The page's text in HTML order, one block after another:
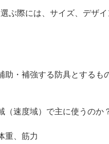
ぶ際には、サイズ、デザ
助・補強する防具とするも
（速度域）で主に使うのか
重、筋力